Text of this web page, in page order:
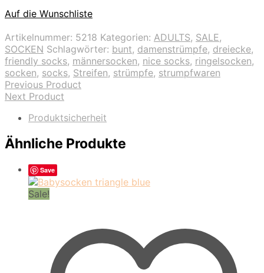
Auf die Wunschliste
Artikelnummer: 5218 Kategorien: ADULTS, SALE,
SOCKEN Schlagwörter: bunt, damenstrümpfe, dreiecke,
friendly socks, männersocken, nice socks, ringelsocken,
socken, socks, Streifen, strümpfe, strumpfwaren
Previous Product
Next Product
Produktsicherheit
Ähnliche Produkte
Save
Sale!